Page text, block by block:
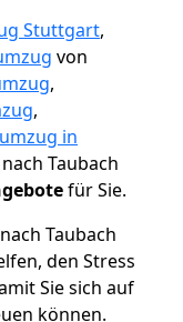
Stuttgart,
von
,
,
in
nach Taubach
für Sie.
Taubach
den Stress
Sie sich auf
können.